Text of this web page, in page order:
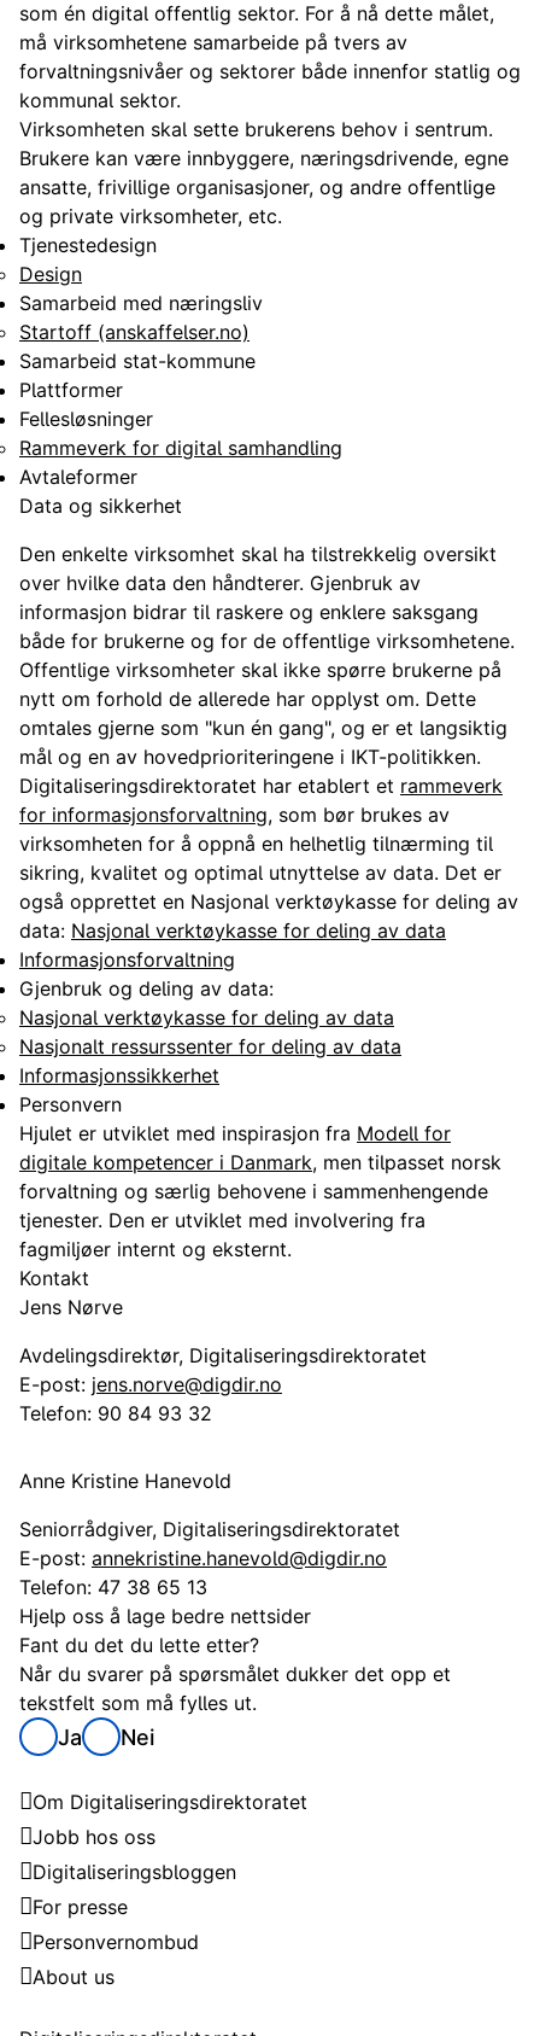
som én digital offentlig sektor. For å nå dette målet,
må virksomhetene samarbeide på tvers av
forvaltningsnivåer og sektorer både innenfor statlig og
kommunal sektor.
Virksomheten skal sette brukerens behov i sentrum.
Brukere kan være innbyggere, næringsdrivende, egne
ansatte, frivillige organisasjoner, og andre offentlige
og private virksomheter, etc.
Tjenestedesign
Design
Samarbeid med næringsliv
Startoff (anskaffelser.no)
Samarbeid stat-kommune
Plattformer
Fellesløsninger
Rammeverk for digital samhandling
Avtaleformer
Data og sikkerhet
Den enkelte virksomhet skal ha tilstrekkelig oversikt
over hvilke data den håndterer. Gjenbruk av
informasjon bidrar til raskere og enklere saksgang
både for brukerne og for de offentlige virksomhetene.
Offentlige virksomheter skal ikke spørre brukerne på
nytt om forhold de allerede har opplyst om. Dette
omtales gjerne som "kun én gang", og er et langsiktig
mål og en av hovedprioriteringene i IKT-politikken.
Digitaliseringsdirektoratet har etablert et rammeverk
for informasjonsforvaltning, som bør brukes av
virksomheten for å oppnå en helhetlig tilnærming til
sikring, kvalitet og optimal utnyttelse av data. Det er
også opprettet en Nasjonal verktøykasse for deling av
data: Nasjonal verktøykasse for deling av data
Informasjonsforvaltning
Gjenbruk og deling av data:
Nasjonal verktøykasse for deling av data
Nasjonalt ressurssenter for deling av data
Informasjonssikkerhet
Personvern
Hjulet er utviklet med inspirasjon fra Modell for
digitale kompetencer i Danmark, men tilpasset norsk
forvaltning og særlig behovene i sammenhengende
tjenester. Den er utviklet med involvering fra
fagmiljøer internt og eksternt.
Kontakt
Jens Nørve
Avdelingsdirektør, Digitaliseringsdirektoratet
E-post: jens.norve@digdir.no
Telefon: 90 84 93 32
Anne Kristine Hanevold
Seniorrådgiver, Digitaliseringsdirektoratet
E-post: annekristine.hanevold@digdir.no
Telefon: 47 38 65 13
Hjelp oss å lage bedre nettsider
Fant du det du lette etter?
Når du svarer på spørsmålet dukker det opp et
tekstfelt som må fylles ut.
Ja Nei
Om Digitaliseringsdirektoratet
Jobb hos oss
Digitaliseringsbloggen
For presse
Personvernombud
About us